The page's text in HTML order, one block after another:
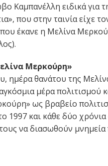
Καμπανέλλη ειδικά για
που στην ταινία είχε
έκανε η Μελίνα
Μερκούρη»
ημέρα θανάτου της
μέρα πολιτισμού
ως βραβείο
1997 και κάθε δύο
να διασωθούν